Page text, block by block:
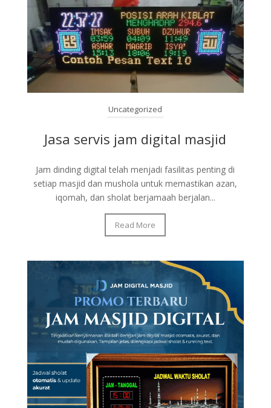
Uncategorized
Jasa servis jam digital masjid
Jam dinding digital telah menjadi fasilitas penting di
setiap masjid dan mushola untuk memastikan azan,
iqomah, dan sholat berjamaah berjalan...
Read More